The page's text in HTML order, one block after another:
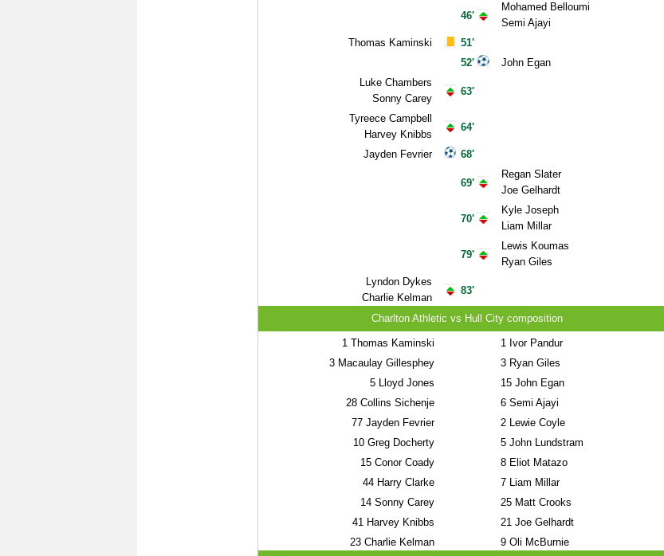
Thomas Kaminski
Luke Chambers
Sonny Carey
Tyreece Campbell
Harvey Knibbs
Jayden Fevrier
Lyndon Dykes
Charlie Kelman
46'
51'
52'
63'
64'
68'
69'
70'
79'
83'
Mohamed Belloumi
Semi Ajayi
John Egan
Regan Slater
Joe Gelhardt
Kyle Joseph
Liam Millar
Lewis Koumas
Ryan Giles
Charlton Athletic vs Hull City composition
1Thomas Kaminski
3Macaulay Gillesphey
5Lloyd Jones
28Collins Sichenje
77Jayden Fevrier
10Greg Docherty
15Conor Coady
44Harry Clarke
14Sonny Carey
41Harvey Knibbs
23Charlie Kelman
1Ivor Pandur
3Ryan Giles
15John Egan
6Semi Ajayi
2Lewie Coyle
5John Lundstram
8Eliot Matazo
7Liam Millar
25Matt Crooks
21Joe Gelhardt
9Oli McBurnie